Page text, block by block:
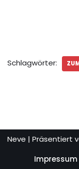
Schlagwörter:
Neve | Präsentiert
Impressum